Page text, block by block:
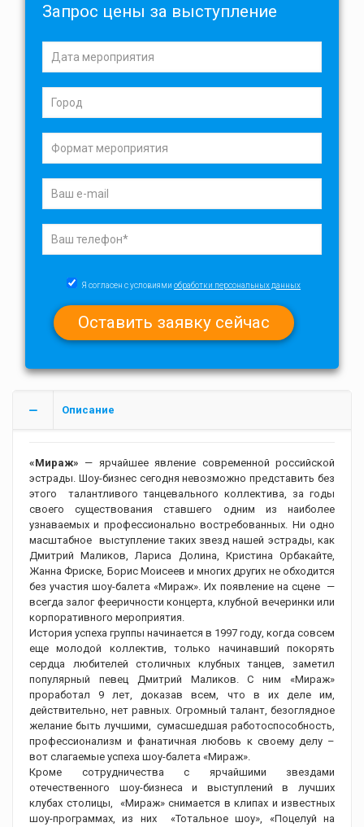
Запрос цены за выступление
Я согласен с условиями обработки персональных данных
Описание
«Мираж» — ярчайшее явление современной российской
эстрады. Шоу-бизнес сегодня невозможно представить без
этого талантливого танцевального коллектива, за годы
своего существования ставшего одним из наиболее
узнаваемых и профессионально востребованных. Ни одно
масштабное выступление таких звезд нашей эстрады, как
Дмитрий Маликов, Лариса Долина, Кристина Орбакайте,
Жанна Фриске, Борис Моисеев и многих других не обходится
без участия шоу-балета «Мираж». Их появление на сцене —
всегда залог фееричности концерта, клубной вечеринки или
корпоративного мероприятия.
История успеха группы начинается в 1997 году, когда совсем
еще молодой коллектив, только начинавший покорять
сердца любителей столичных клубных танцев, заметил
популярный певец Дмитрий Маликов. С ним «Мираж»
проработал 9 лет, доказав всем, что в их деле им,
действительно, нет равных. Огромный талант, безоглядное
желание быть лучшими, сумасшедшая работоспособность,
профессионализм и фанатичная любовь к своему делу –
вот слагаемые успеха шоу-балета «Мираж».
Кроме сотрудничества с ярчайшими звездами
отечественного шоу-бизнеса и выступлений в лучших
клубах столицы, «Мираж» снимается в клипах и известных
шоу-программах, из них «Тотальное шоу», «Поцелуй на